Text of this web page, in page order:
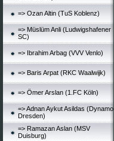
=> Ozan Altin (TuS Koblenz)
=> Müslüm Anli (Ludwigshafener
SC)
=> Ibrahim Arbag (VVV Venlo)
=> Baris Arpat (RKC Waalwijk)
=> Ömer Arslan (1.FC Köln)
=> Adnan Aykut Asildas (Dynamo
Dresden)
=> Ramazan Aslan (MSV
Duisburg)